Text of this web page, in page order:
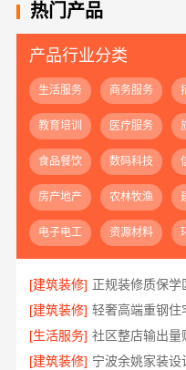
热门产品
产品行业分类
生活服务 商务服务
教育培训 医疗服务
食品餐饮 数码科技
房产地产 农林牧渔
电子电工 资源材料
[建筑装修]
[建筑装修]
[生活服务]
[建筑装修] 宁波余姚家装